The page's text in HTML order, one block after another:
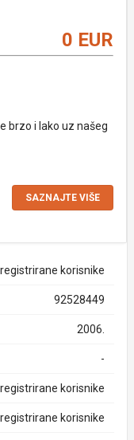
0 EUR
brzo i lako uz našeg
SAZNAJTE VIŠE
korisnike
92528449
2006.
-
korisnike
korisnike